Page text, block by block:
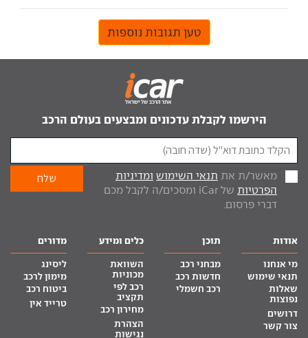
טען תגובות נוספות
הירשמו לקבלת עדכונים ומבצעים בעולם הרכב
מאשר/ת את תנאי השימוש ומדיניות
הפרטיות
של iCar ומסכים/ה לקבל מכם
דברי פרסום.
אודות
מי אנחנו
תנאי שימוש
שאלות
נפוצות
דרושים
צור קשר
תוכן
מבחני רכב
חדשות רכב
רכב חשמלי
כלים ומידע
השוואת
מכוניות
רכב לפי
תקציב
מחירון רכב
הצהרת
נגישות
מדורים
ליסינג
מימון לרכב
ביטוח רכב
טרייד אין